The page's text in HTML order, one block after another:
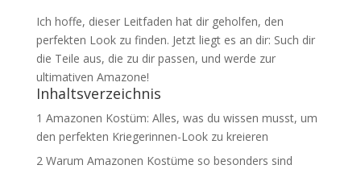
Ich hoffe, dieser Leitfaden hat dir geholfen, den
perfekten Look zu finden. Jetzt liegt es an dir: Such dir
die Teile aus, die zu dir passen, und werde zur
ultimativen Amazone!
Inhaltsverzeichnis
1 Amazonen Kostüm: Alles, was du wissen musst, um
den perfekten Kriegerinnen-Look zu kreieren
2Warum Amazonen Kostüme so besonders sind